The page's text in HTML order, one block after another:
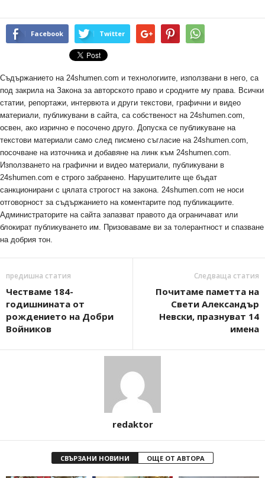
Facebook Twitter
Съдържанието на 24shumen.com и технологиите, използвани в него, са
под закрила на Закона за авторското право и сродните му права. Всички
статии, репортажи, интервюта и други текстови, графични и видео
материали, публикувани в сайта, са собственост на 24shumen.com,
освен, ако изрично е посочено друго. Допуска се публикуване на
текстови материали само след писмено съгласие на 24shumen.com,
посочване на източника и добавяне на линк към 24shumen.com.
Използването на графични и видео материали, публикувани в
24shumen.com е строго забранено. Нарушителите ще бъдат
санкционирани с цялата строгост на закона. 24shumen.com не носи
отговорност за съдържанието на коментарите под публикациите.
Администраторите на сайта запазват правото да ограничават или
блокират публикуването им. Призоваваме ви за толерантност и спазване
на добрия тон.
предишна статия
Честваме 184-
годишнината от
рождението на Добри
Войников
Следваща статия
Почитаме паметта на
Свети Александър
Невски, празнуват 14
имена
redaktor
СВЪРЗАНИ НОВИНИ ОЩЕ ОТ АВТОРА